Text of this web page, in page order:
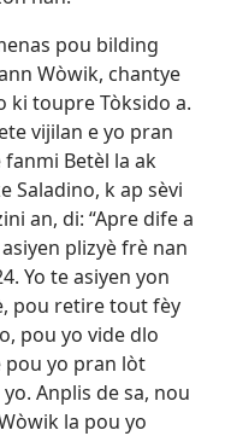
pou bilding
Wòwik, chantye
ki toupre Tòksido a.
vijilan e yo pran
Betèl la ak
Saladino, k ap sèvi
an, di: “Apre dife a
plizyè frè nan
Yo te asiyen yon
pou retire tout fèy
pou yo vide dlo
pou yo pran lòt
Anplis de sa, nou
la pou yo